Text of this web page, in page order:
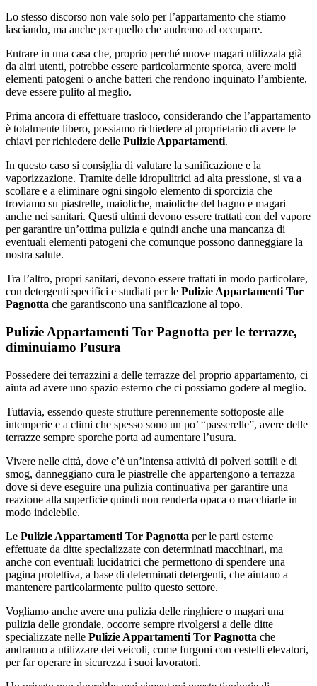
Lo stesso discorso non vale solo per l’appartamento che stiamo
lasciando, ma anche per quello che andremo ad occupare.
Entrare in una casa che, proprio perché nuove magari utilizzata già
da altri utenti, potrebbe essere particolarmente sporca, avere molti
elementi patogeni o anche batteri che rendono inquinato l’ambiente,
deve essere pulito al meglio.
Prima ancora di effettuare trasloco, considerando che l’appartamento
è totalmente libero, possiamo richiedere al proprietario di avere le
chiavi per richiedere delle Pulizie Appartamenti.
In questo caso si consiglia di valutare la sanificazione e la
vaporizzazione. Tramite delle idropulitrici ad alta pressione, si va a
scollare e a eliminare ogni singolo elemento di sporcizia che
troviamo su piastrelle, maioliche, maioliche del bagno e magari
anche nei sanitari. Questi ultimi devono essere trattati con del vapore
per garantire un’ottima pulizia e quindi anche una mancanza di
eventuali elementi patogeni che comunque possono danneggiare la
nostra salute.
Tra l’altro, propri sanitari, devono essere trattati in modo particolare,
con detergenti specifici e studiati per le Pulizie Appartamenti Tor
Pagnotta che garantiscono una sanificazione al topo.
Pulizie Appartamenti Tor Pagnotta per le terrazze,
diminuiamo l’usura
Possedere dei terrazzini a delle terrazze del proprio appartamento, ci
aiuta ad avere uno spazio esterno che ci possiamo godere al meglio.
Tuttavia, essendo queste strutture perennemente sottoposte alle
intemperie e a climi che spesso sono un po’ “passerelle”, avere delle
terrazze sempre sporche porta ad aumentare l’usura.
Vivere nelle città, dove c’è un’intensa attività di polveri sottili e di
smog, danneggiano cura le piastrelle che appartengono a terrazza
dove si deve eseguire una pulizia continuativa per garantire una
reazione alla superficie quindi non renderla opaca o macchiarle in
modo indelebile.
Le Pulizie Appartamenti Tor Pagnotta per le parti esterne
effettuate da ditte specializzate con determinati macchinari, ma
anche con eventuali lucidatrici che permettono di spendere una
pagina protettiva, a base di determinati detergenti, che aiutano a
mantenere particolarmente pulito questo settore.
Vogliamo anche avere una pulizia delle ringhiere o magari una
pulizia delle grondaie, occorre sempre rivolgersi a delle ditte
specializzate nelle Pulizie Appartamenti Tor Pagnotta che
andranno a utilizzare dei veicoli, come furgoni con cestelli elevatori,
per far operare in sicurezza i suoi lavoratori.